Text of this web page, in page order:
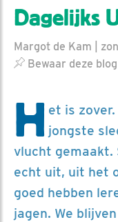
Dagelijks
Margot de Kam |
Bewaar deze blog
H et is
jongste
vlucht gemaakt.
echt uit, uit het
goed hebben
jagen. We